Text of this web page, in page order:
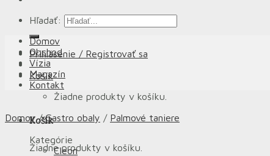
Hľadať:
Prihlásenie / Registrovať sa
Košík
Žiadne produkty v košíku.
Košík
Žiadne produkty v košíku.
Domov
Obchod
Vízia
Magazín
Kontakt
Domov / Gastro obaly / Palmové taniere
Kategórie
Cleon